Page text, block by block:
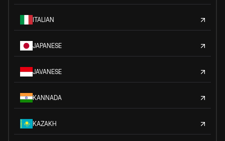
ITALIAN
JAPANESE
JAVANESE
KANNADA
KAZAKH